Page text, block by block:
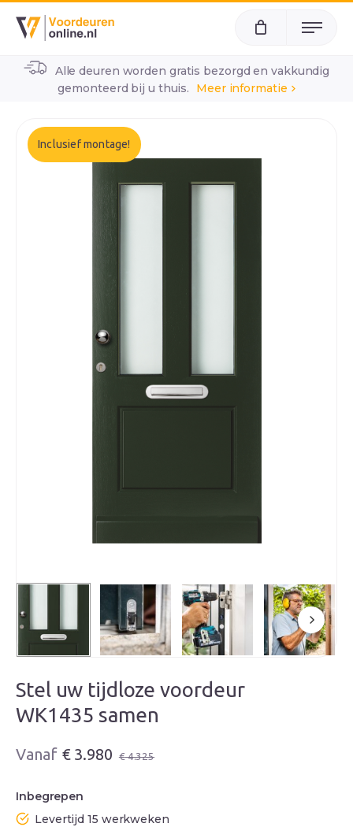
Alle deuren worden gratis bezorgd en vakkundig
gemonteerd bij u thuis.
Meer informatie
Menu
alle voordeuren wk1435
Inclusief montage!
Stel uw tijdloze voordeur
WK1435 samen
€4.325
Oorspronkelijke
was:
€ 4.325.
€3.980
Huidige
is:
€ 3.980.
Inbegrepen
Levertijd 15 werkweken